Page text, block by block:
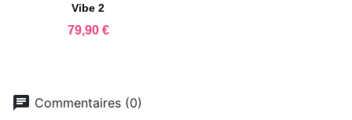
Vibe 2
Prix
79,90 €
chat Commentaires (0)